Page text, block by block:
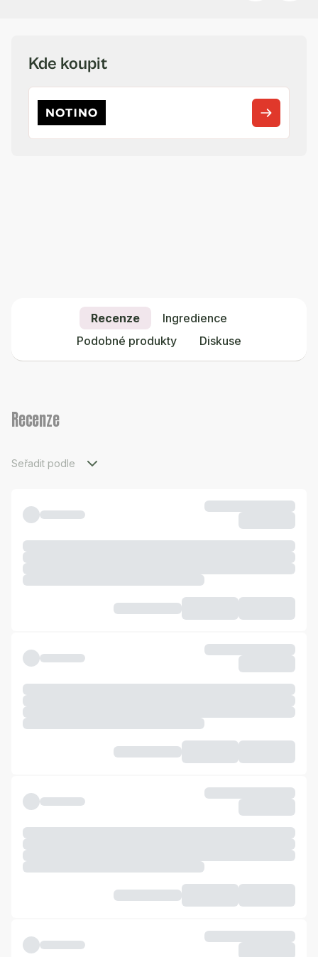
Kde koupit
Recenze
Ingredience
Podobné produkty
Diskuse
Recenze
Seřadit podle